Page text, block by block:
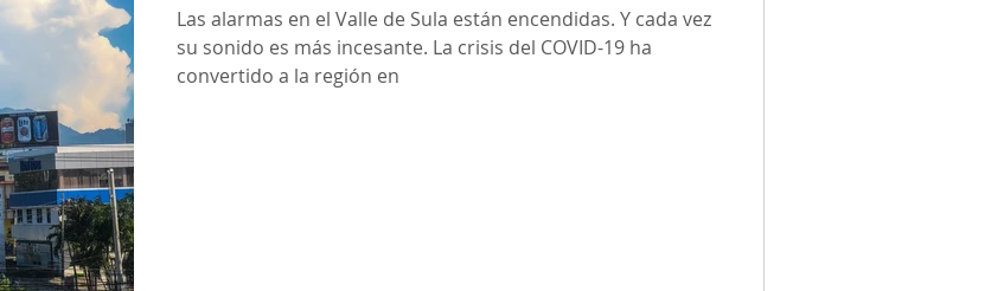
Las alarmas en el Valle de Sula están encendidas. Y cada vez
su sonido es más incesante. La crisis del COVID-19 ha
convertido a la región en